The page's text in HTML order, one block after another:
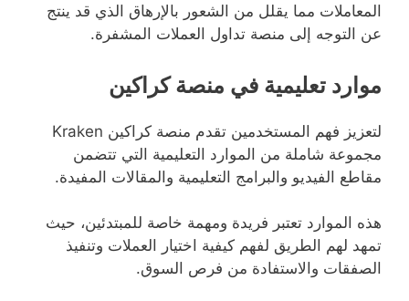
المعاملات مما يقلل من الشعور بالإرهاق الذي قد ينتج
عن التوجه إلى منصة تداول العملات المشفرة.
موارد تعليمية في منصة كراكين
لتعزيز فهم المستخدمين تقدم منصة كراكين Kraken
مجموعة شاملة من الموارد التعليمية التي تتضمن
مقاطع الفيديو والبرامج التعليمية والمقالات المفيدة.
هذه الموارد تعتبر فريدة ومهمة خاصة للمبتدئين، حيث
تمهد لهم الطريق لفهم كيفية اختيار العملات وتنفيذ
الصفقات والاستفادة من فرص السوق.